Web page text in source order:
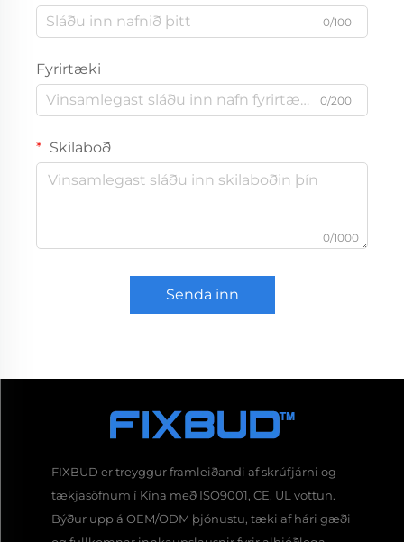
0/100
Fyrirtæki
0/200
Skilaboð
0/1000
Senda inn
FIXBUD er treyggur framleiðandi af skrúfjárni og
tækjasöfnum í Kína með ISO9001, CE, UL vottun.
Býður upp á OEM/ODM þjónustu, tæki af hári gæði